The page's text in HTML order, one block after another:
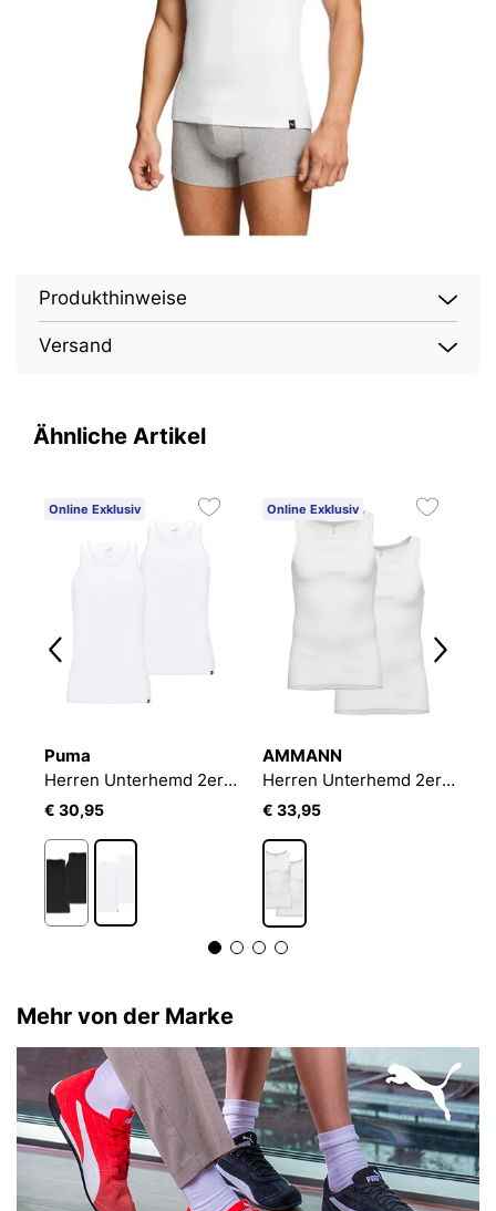
Produkthinweise
Versand
Ähnliche Artikel
Online Exklusiv
Puma
Herren Unterhemd 2er Pack
€ 30,95
Online Exklusiv
AMMANN
Herren Unterhemd 2er Pack Feinripp Unterhemden 2er Pack
€ 33,95
Mehr von der Marke